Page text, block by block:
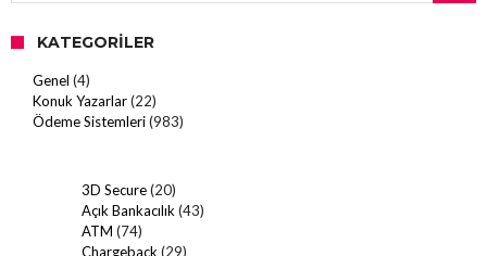
KATEGORILER
Genel (4)
Konuk Yazarlar(22)
Ödeme Sistemleri(983)
3D Secure(20)
Açık Bankacılık(43)
ATM (74)
Chargeback(29)